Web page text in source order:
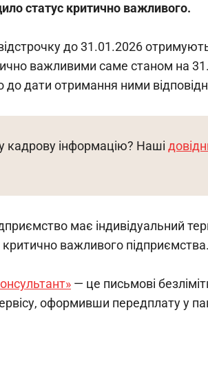
статус критично важливого.
до 31.01.2026
важливими саме станом на
до дати отримання ними
кадрову інформацію? Наші
має індивідуальний
важливого підприємства.
— це письмові
оформивши передплату у